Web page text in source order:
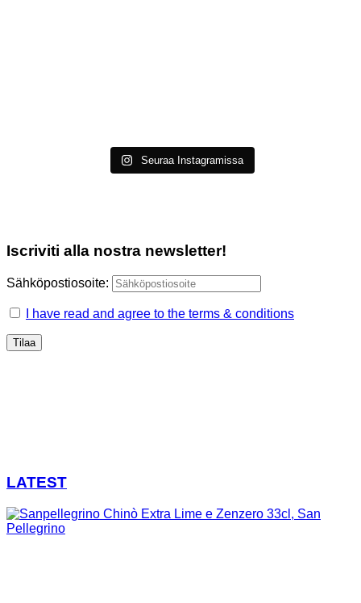
Seuraa Instagramissa
Iscriviti alla nostra newsletter!
Sähköpostiosoite:
I have read and agree to the terms & conditions
LATEST